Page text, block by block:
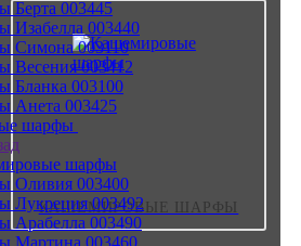
КАШЕМИРОВЫЕ ШАРФЫ
Берта 003445
Изабелла 003440
Симона 003110
Весения 003412
Бланка 003100
Анета 003425
шарфы
шарфы
Оливия 003400
Лукреция 003492
Арабелла 003490
Мартина 003460